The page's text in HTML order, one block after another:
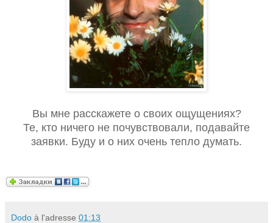
Вы мне расскажете о своих ощущениях?
Те, кто ничего не почувствовали, подавайте
заявки. Буду и о них очень тепло думать.
Dodo à l'adresse 01:13